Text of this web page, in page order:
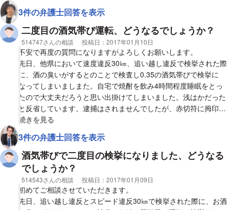
図々しいお願いですが、なるべく早くお願いいたします。
馬鹿な事をしたと反省しています。
運送の要求や依頼はしていませんが、このような場合どういった
処分が考えられますか？
弁護士の先生方すいませんがお力をお貸し下さい。
宜しくお願いします。
3件の弁護士回答を表示
二度目の酒気帯び運転、どうなるでしょうか？
相談者
514747さんの相談 投稿日： 2017年01月10日
不安で再度の質問になりますがよろしくお願いします。
先日、他県において速度違反30㎞、追い越し違反で検挙された際
に、酒の臭いがするとのことで検査し0.35の酒気帯びで検挙に
なってしまいましまた。自宅で焼酎を飲み4時間程度睡眠をとっ
たので大丈夫だろうと思い出掛けてしまいました。浅はかだった
と反省しています。逮捕はされませんでしたが、赤切符に拇印を
しそれを検察庁に送る旨を伝えられました。
実は12年前にも原付で酒気帯び検挙があり、10万円の罰金でし
た。今回で二回目になります。
まだ何も郵送などはありませんが、今回は正式裁判となってしま
うでしょうか？また、複数違反ですが、25点でしょうか。
よろしくお願いします。
視覚的に省略された相談全文の
続きを見る
3件の弁護士回答を表示
酒気帯びで二度目の検挙になりました、どうなる
でしょうか？
相談者
514543さんの相談 投稿日： 2017年01月09日
初めてご相談させていただきます。
先日、追い越し違反とスピード違反30㎞で検挙された際に、お酒